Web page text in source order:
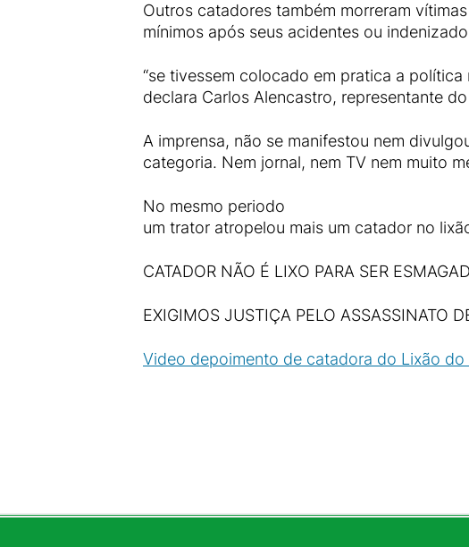
Outros catadores também morreram
mínimos após seus acidentes ou
“se tivessem colocado em pratica a
declara Carlos Alencastro, representante
A imprensa, não se manifestou nem
categoria. Nem jornal, nem TV nem muito
No mesmo periodo
um trator atropelou mais um catador no
CATADOR NÃO É LIXO PARA SER
EXIGIMOS JUSTIÇA PELO ASSASSINATO
Video depoimento de catadora do Lixão do